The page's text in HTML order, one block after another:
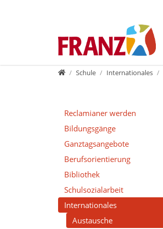
HomeSchule Internationales
Reclamianer werden
Bildungsgänge
Ganztagsangebote
Berufsorientierung
Bibliothek
Schulsozialarbeit
Internationales
Austausche